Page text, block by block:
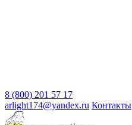
8 (800) 201 57 17
arlight174@yandex.ru Контакты